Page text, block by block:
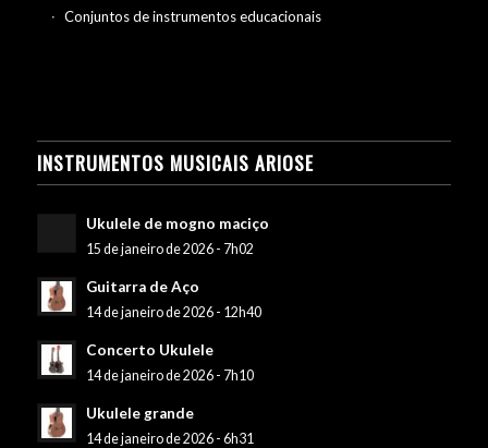
Conjuntos de instrumentos educacionais
INSTRUMENTOS MUSICAIS ARIOSE
Ukulele de mogno maciço
15 de janeiro de 2026 - 7h02
Guitarra de Aço
14 de janeiro de 2026 - 12h40
Concerto Ukulele
14 de janeiro de 2026 - 7h10
Ukulele grande
14 de janeiro de 2026 - 6h31